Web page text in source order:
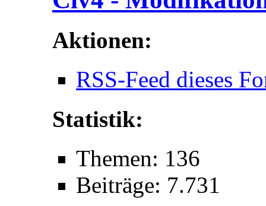
Aktionen:
RSS-Feed dieses
Statistik:
Themen: 136
Beiträge: 7.731